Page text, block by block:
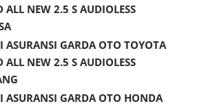
ALL NEW 2.5 S AUDIOLESS
ASURANSI GARDA OTO TOYOTA
ALL NEW 2.5 S AUDIOLESS
ASURANSI GARDA OTO HONDA